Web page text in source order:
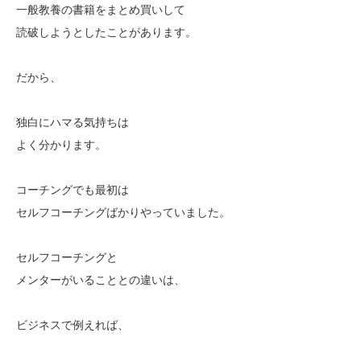
一般教養の書籍をまとめ買いして
読破しようとしたことがあります。
だから、
独白にハマる気持ちは
よく分かります。
コーチングでも最初は
セルフコーチングばかりやっていました。
セルフコーチングと
メンターがいることとの違いは、
ビジネスで例えれば、